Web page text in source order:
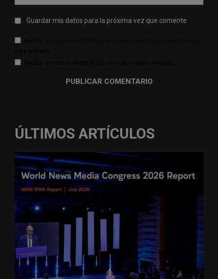
Guardar mis datos para la próxima vez que comente
ÚLTIMOS ARTÍCULOS